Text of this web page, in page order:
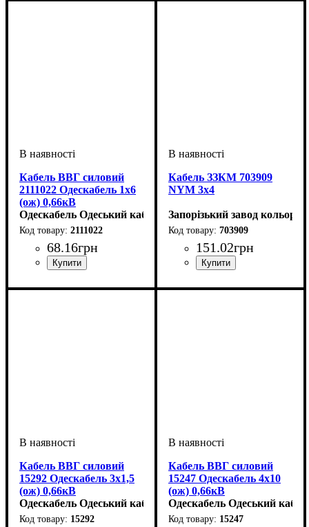
Кабель ВВГ силовий
2111022 Одескабель 1x6
(ож) 0,66кВ
Одескабель Одеський кабельний завод
2111022
68.16грн
Кабель ЗЗКМ 703909
NYM 3x4
Запорізький завод
703909
151.02грн
Кабель ВВГ силовий
15292 Одескабель 3x1,5
(ож) 0,66кВ
Одескабель Одеський кабельний завод
15292
Кабель ВВГ силовий
15247 Одескабель 4x10
(ож) 0,66кВ
Одескабель Одеський
15247